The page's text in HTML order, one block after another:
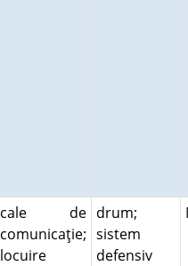
cale de
comunicaţie;
locuire
drum;
sistem
defensiv